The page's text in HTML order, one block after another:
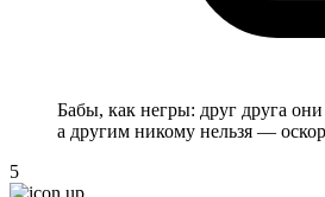
Бабы, как негры: друг друга
а другим никому нельзя —
5